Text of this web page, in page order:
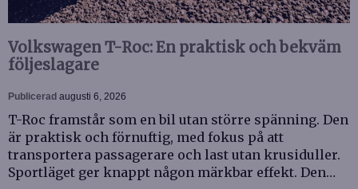
Volkswagen T-Roc: En praktisk och bekväm
följeslagare
Publicerad augusti 6, 2026
T-Roc framstår som en bil utan större spänning. Den
är praktisk och förnuftig, med fokus på att
transportera passagerare och last utan krusiduller.
Sportläget ger knappt någon märkbar effekt. Den…